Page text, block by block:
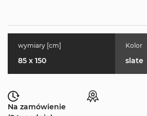
wymiary [cm]
85 x 150
Kolor
slate
Na zamówienie